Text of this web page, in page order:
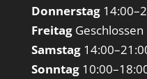
Donnerstag
FreitagGeschlossen
Samstag
Sonntag